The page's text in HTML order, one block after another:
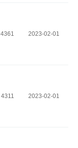
4361 2023-02-01
4311 2023-02-01